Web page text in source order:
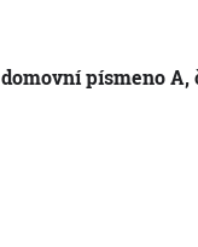
písmeno A,